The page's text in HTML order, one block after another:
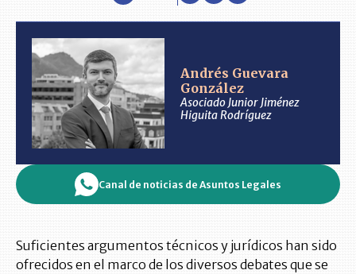
Andrés Guevara
González
Asociado Junior Jiménez
Higuita Rodríguez
Canal de noticias de Asuntos Legales
Suficientes argumentos técnicos y jurídicos han sido
ofrecidos en el marco de los diversos debates que se